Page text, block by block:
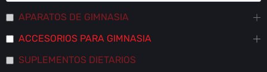
APARATOS DE GIMNASIA
ACCESORIOS PARA GIMNASIA
SUPLEMENTOS DIETARIOS